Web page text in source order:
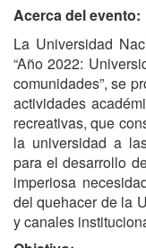
Acerca del evento:
La Universidad
“Año 2022:
comunidades”, se
actividades
recreativas, que
la universidad a
para el desarrollo
imperiosa
del quehacer de la
y canales